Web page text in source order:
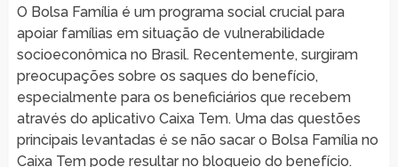
O Bolsa Família é um programa social crucial para
apoiar famílias em situação de vulnerabilidade
socioeconômica no Brasil. Recentemente, surgiram
preocupações sobre os saques do benefício,
especialmente para os beneficiários que recebem
através do aplicativo Caixa Tem. Uma das questões
principais levantadas é se não sacar o Bolsa Família no
Caixa Tem pode resultar no bloqueio do benefício.